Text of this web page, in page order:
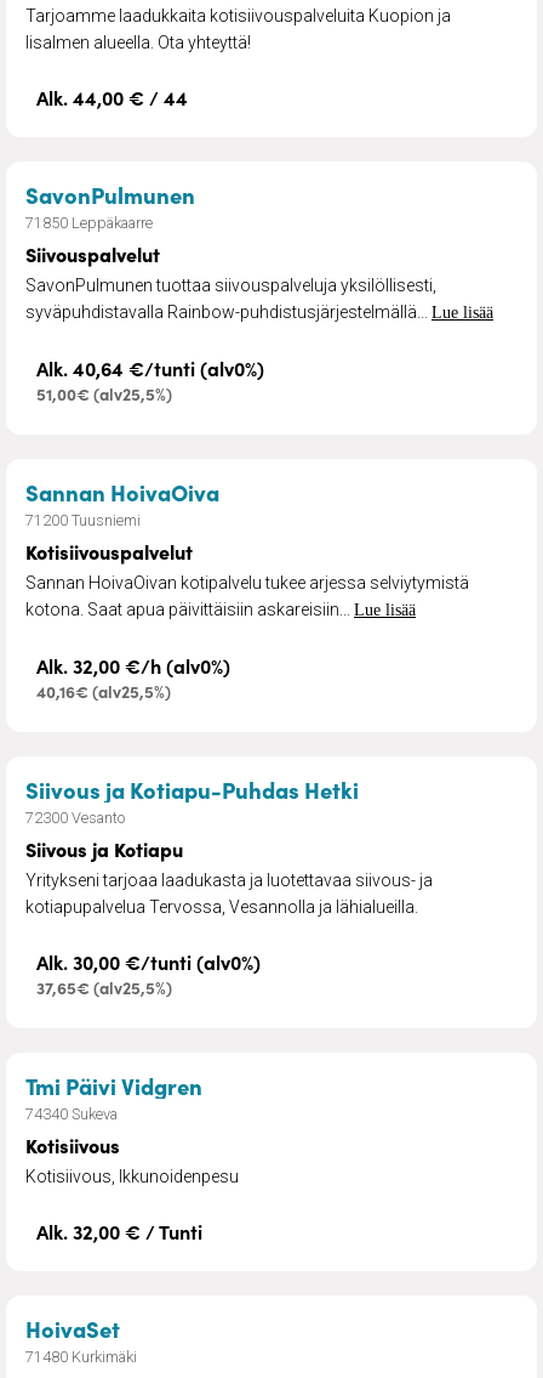
Tarjoamme laadukkaita kotisiivouspalveluita Kuopion ja
Iisalmen alueella. Ota yhteyttä!
Alk. 44,00 € / 44
SavonPulmunen
71850 Leppäkaarre
Siivouspalvelut
SavonPulmunen tuottaa siivouspalveluja yksilöllisesti,
syväpuhdistavalla Rainbow-puhdistusjärjestelmällä... Lue lisää
Alk. 40,64 €/tunti (alv0%)
51,00€ (alv25,5%)
Sannan HoivaOiva– Kotisiivouspalvelut
71200 Tuusniemi
Kotisiivouspalvelut
Sannan HoivaOivan kotipalvelu tukee arjessa selviytymistä
kotona. Saat apua päivittäisiin askareisiin... Lue lisää
Alk. 32,00 €/h (alv0%)
40,16€ (alv25,5%)
Siivous ja Kotiapu-Puhdas Hetki
72300 Vesanto
Siivous ja Kotiapu
Yritykseni tarjoaa laadukasta ja luotettavaa siivous- ja
kotiapupalvelua Tervossa, Vesannolla ja lähialueilla.
Alk. 30,00 €/tunti (alv0%)
37,65€ (alv25,5%)
Tmi Päivi Vidgren
74340 Sukeva
Kotisiivous
Kotisiivous, Ikkunoidenpesu
Alk. 32,00 € / Tunti
HoivaSet– Kotipalvelu
71480 Kurkimäki